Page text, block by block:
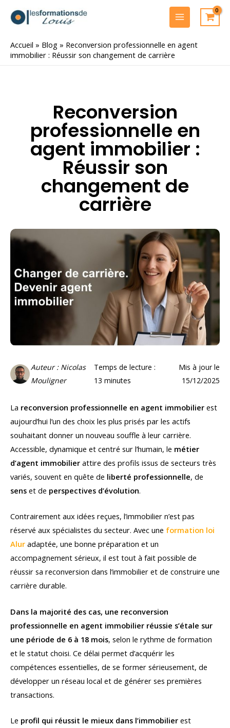
MAIN
MENU
Accueil » Blog » Reconversion professionnelle en agent
immobilier : Réussir son changement de carrière
Reconversion
professionnelle en
agent immobilier :
Réussir son
changement de
carrière
Auteur : Nicolas
Mouligner
Temps de lecture :
13 minutes
Mis à jour le
15/12/2025
La reconversion professionnelle en agent immobilier est
aujourd’hui l’un des choix les plus prisés par les actifs
souhaitant donner un nouveau souffle à leur carrière.
Accessible, dynamique et centré sur l’humain, le métier
d’agent immobilier attire des profils issus de secteurs très
variés, souvent en quête de liberté professionnelle, de
sens et de perspectives d’évolution.
Contrairement aux idées reçues, l’immobilier n’est pas
réservé aux spécialistes du secteur. Avec une formation loi
Alur adaptée, une bonne préparation et un
accompagnement sérieux, il est tout à fait possible de
réussir sa reconversion dans l’immobilier et de construire une
carrière durable.
Dans la majorité des cas, une reconversion
professionnelle en agent immobilier réussie s’étale sur
une période de 6 à 18 mois, selon le rythme de formation
et le statut choisi. Ce délai permet d’acquérir les
compétences essentielles, de se former sérieusement, de
développer un réseau local et de générer ses premières
transactions.
Le profil qui réussit le mieux dans l’immobilier est